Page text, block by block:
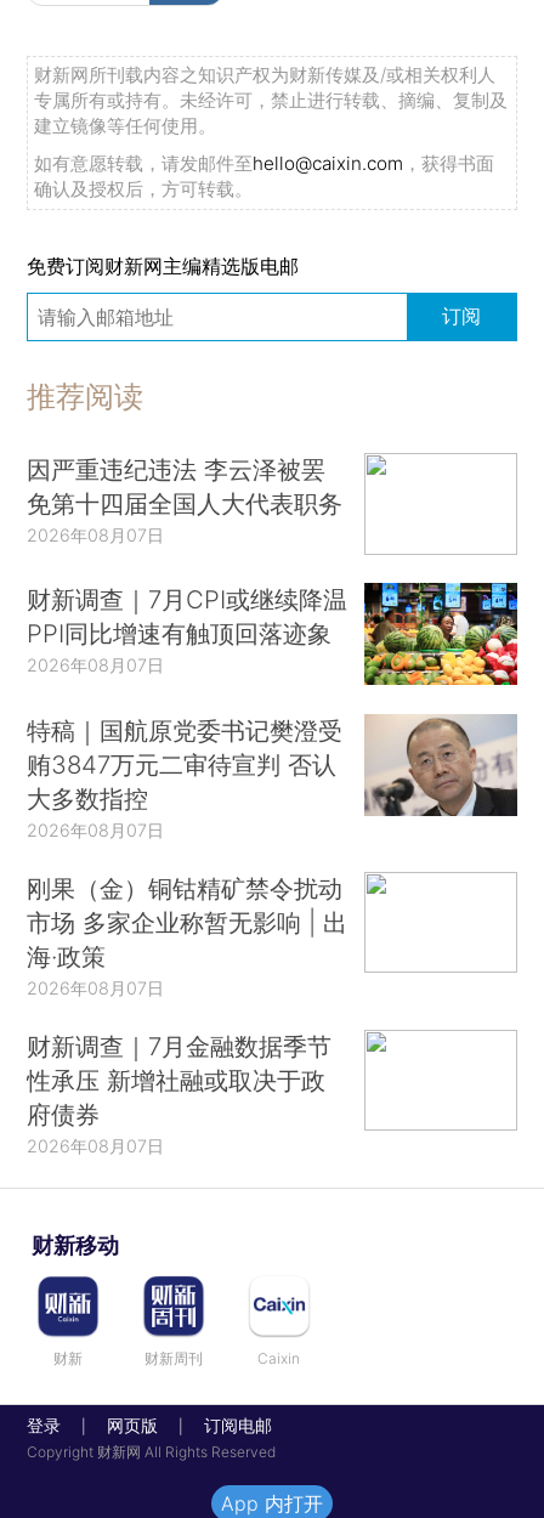
财新网所刊载内容之知识产权为财新传媒及/或相关权利人
专属所有或持有。未经许可，禁止进行转载、摘编、复制及
建立镜像等任何使用。
如有意愿转载，请发邮件至hello@caixin.com ，获得书面
确认及授权后，方可转载。
免费订阅财新网主编精选版电邮
订阅
推荐阅读
因严重违纪违法 李云泽被罢
免第十四届全国人大代表职务
2026年08月07日
财新调查｜7月CPI或继续降温
PPI同比增速有触顶回落迹象
2026年08月07日
特稿｜国航原党委书记樊澄受
贿3847万元二审待宣判 否认
大多数指控
2026年08月07日
刚果（金）铜钴精矿禁令扰动
市场 多家企业称暂无影响 | 出
海·政策
2026年08月07日
财新调查｜7月金融数据季节
性承压 新增社融或取决于政
府债券
2026年08月07日
财新移动
财新 财新周刊 Caixin
登录 网页版 订阅电邮
Copyright 财新网 All Rights Reserved
App 内打开